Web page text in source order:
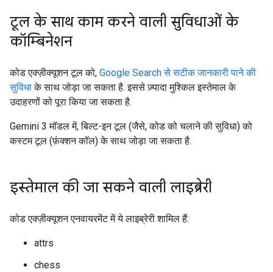
टूल के साथ काम करने वाली सुविधाओं के
कॉम्बिनेशन
कोड एक्ज़ीक्यूशन टूल को, Google Search से सटीक जानकारी पाने की
सुविधाके साथ जोड़ा जा सकता है. इससे ज़्यादा मुश्किल इस्तेमाल के
उदाहरणों को पूरा किया जा सकता है.
Gemini 3 मॉडल में, बिल्ट-इन टूल (जैसे, कोड को चलाने की सुविधा) को
कस्टम टूल (फ़ंक्शन कॉल) के साथ जोड़ा जा सकता है.
इस्तेमाल की जा सकने वाली लाइब्रेरी
कोड एक्ज़ीक्यूशन एनवायरमेंट में ये लाइब्रेरी शामिल हैं:
attrs
chess